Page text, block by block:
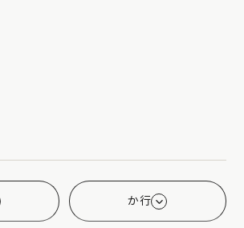
か行